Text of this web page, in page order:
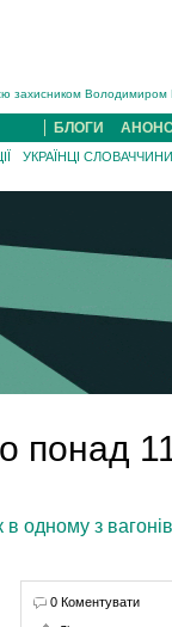
захисником Володимиром
Югасом, який два
Юліана Гербея (ФОТО)[/
(ФОТО)...
13 людей (ФОТО)...
обвинувачен...
БЛОГИ
УКРАЇНЦІ СЛОВАЧЧИНИ
понад
в одному з
0 Коментувати